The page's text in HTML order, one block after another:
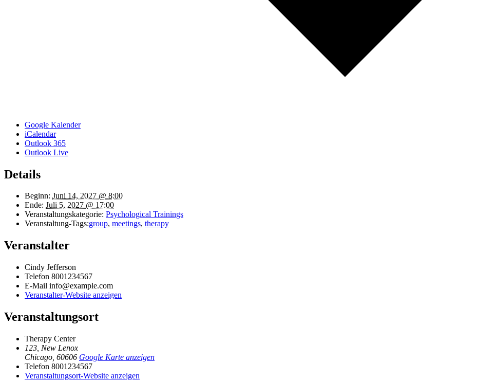
Google Kalender
iCalendar
Outlook 365
Outlook Live
Details
Beginn: Juni 14, 2027 @ 8:00
Ende: Juli 5, 2027 @ 17:00
Veranstaltungskategorie: Psychological Trainings
Veranstaltung-Tags:group, meetings, therapy
Veranstalter
Cindy Jefferson
Telefon 8001234567
E-Mail info@example.com
Veranstalter-Website anzeigen
Veranstaltungsort
Therapy Center
123, New Lenox
Chicago 60606 Google Karte anzeigen
Telefon 8001234567
Veranstaltungsort-Website anzeigen